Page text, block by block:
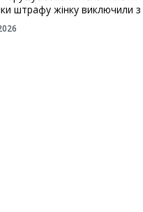
штрафу жінку виключили з